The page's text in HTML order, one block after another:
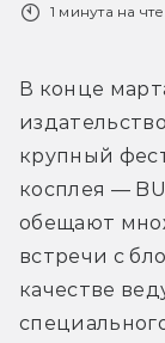
1 минута на
В конце
крупный
косплея —
обещают
встречи с
качестве